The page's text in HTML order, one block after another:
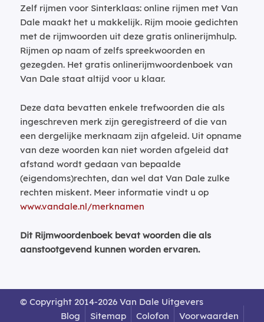
Zelf rijmen voor Sinterklaas: online rijmen met Van
Dale maakt het u makkelijk. Rijm mooie gedichten
met de rijmwoorden uit deze gratis onlinerijmhulp.
Rijmen op naam of zelfs spreekwoorden en
gezegden. Het gratis onlinerijmwoordenboek van
Van Dale staat altijd voor u klaar.
Deze data bevatten enkele trefwoorden die als
ingeschreven merk zijn geregistreerd of die van
een dergelijke merknaam zijn afgeleid. Uit opname
van deze woorden kan niet worden afgeleid dat
afstand wordt gedaan van bepaalde
(eigendoms)rechten, dan wel dat Van Dale zulke
rechten miskent. Meer informatie vindt u op
www.vandale.nl/merknamen
Dit Rijmwoordenboek bevat woorden die als
aanstootgevend kunnen worden ervaren.
© Copyright 2014-2026 Van Dale Uitgevers
Blog
Sitemap Colofon Voorwaarden